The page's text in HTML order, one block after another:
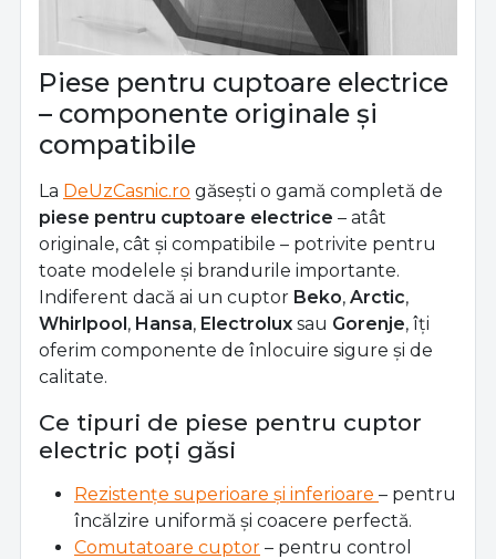
Piese pentru cuptoare electrice
– componente originale și
compatibile
La DeUzCasnic.ro găsești o gamă completă de
piese pentru cuptoare electrice – atât
originale, cât și compatibile – potrivite pentru
toate modelele și brandurile importante.
Indiferent dacă ai un cuptor Beko, Arctic,
Whirlpool, Hansa, Electrolux sau Gorenje, îți
oferim componente de înlocuire sigure și de
calitate.
Ce tipuri de piese pentru cuptor
electric poți găsi
Rezistențe superioare și inferioare – pentru
încălzire uniformă și coacere perfectă.
Comutatoare cuptor – pentru control